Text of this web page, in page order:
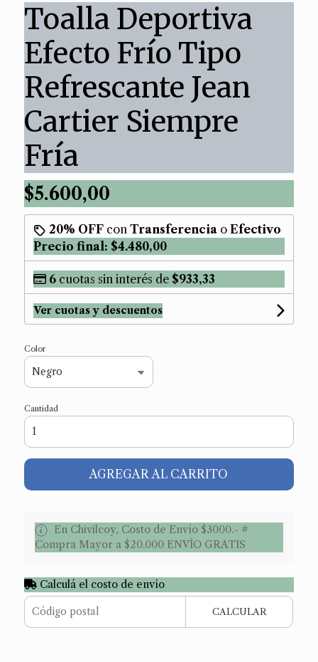
Toalla Deportiva
Efecto Frío Tipo
Refrescante Jean
Cartier Siempre
Fría
$5.600,00
20% OFFcon Transferenciao Efectivo
Precio final: $4.480,00
6cuotas sin interés de $933,33
Ver cuotas y descuentos
Color
Cantidad
AGREGAR AL CARRITO
En Chivilcoy, Costo de Envío $3000.- #
Compra Mayor a $20.000 ENVÌO GRATIS
Calculá el costo de envío
CALCULAR